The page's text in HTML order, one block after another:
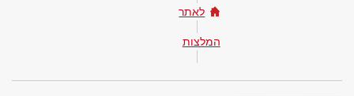
לאתר
המלצות